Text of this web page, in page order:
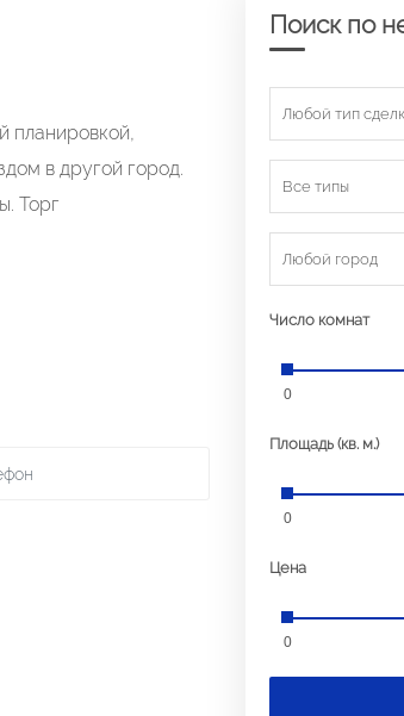
планировкой,
в другой город.
Торг
Поиск по
Любой тип
Все типы
Любой город
Число комнат
0
Площадь (кв. м.)
0
Цена
0